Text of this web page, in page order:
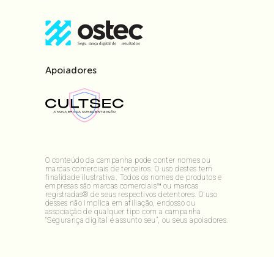
Apoiadores
O conteúdo da campanha pode conter nomes ou
marcas comerciais de terceiros. O uso destes tem
finalidade ilustrativa. Todos os nomes de produtos e
empresas são marcas comerciais™ ou marcas
registradas® de seus respectivos detentores. O uso
desses não implica em afiliação, endosso ou
associação de qualquer tipo com a campanha
“Segurança digital é assunto seu”, ou seus apoiadores.